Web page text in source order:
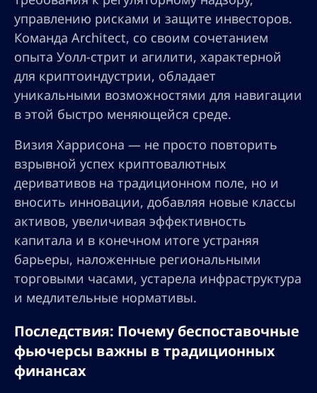
управлению рисками и защите инвесторов.
Команда Architect, со своим сочетанием
опыта Уолл-стрит и агилити, характерной
для криптоиндустрии, обладает
уникальными возможностями для навигации
в этой быстро меняющейся среде.
Визия Харрисона — не просто повторить
взрывной успех криптовалютных
деривативов на традиционном поле, но и
вносить инновации, добавляя новые классы
активов, увеличивая эффективность
капитала и в конечном итоге устраняя
барьеры, наложенные региональными
торговыми часами, устарела инфраструктура
и медлительные нормативы.
Последствия: Почему беспоставочные
фьючерсы важны в традиционных
финансах